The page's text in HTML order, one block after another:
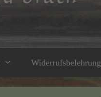
Widerrufsbelehrung